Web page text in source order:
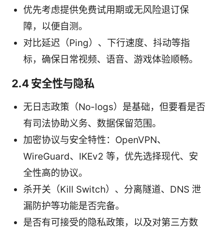
优先考虑提供免费试用期或无风险退订保
障，以便自测。
对比延迟（Ping）、下行速度、抖动等指
标，确保日常视频、语音、游戏体验顺畅。
2.4 安全性与隐私
无日志政策（No-logs）是基础，但要看是否
有司法协助义务、数据保留范围。
加密协议与安全特性：OpenVPN、
WireGuard、IKEv2 等，优先选择现代、安
全性高的协议。
杀开关（Kill Switch）、分离隧道、DNS 泄
漏防护等功能是否完备。
是否有可接受的隐私政策，以及对第三方数